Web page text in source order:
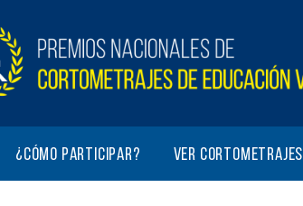
¿Cómo participar? Ver cortometrajes